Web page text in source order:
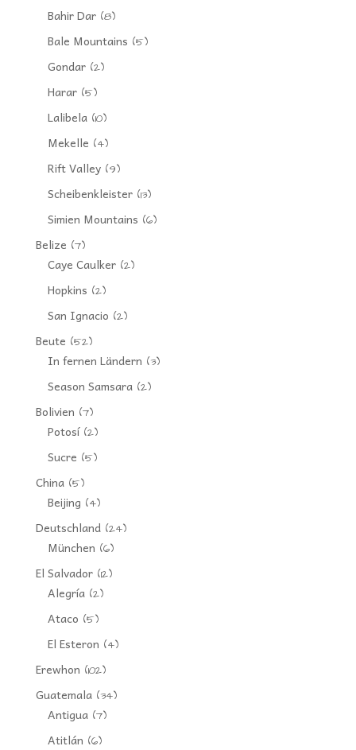
Bahir Dar(8)
Bale Mountains (5)
Gondar(2)
Harar(5)
Lalibela(10)
Mekelle (4)
Rift Valley(9)
Scheibenkleister(13)
Simien Mountains (6)
Belize (7)
Caye Caulker(2)
Hopkins (2)
San Ignacio (2)
Beute (52)
In fernen Ländern (3)
Season Samsara(2)
Bolivien (7)
Potosí(2)
Sucre (5)
China(5)
Beijing (4)
Deutschland(24)
München (6)
El Salvador(12)
Alegría(2)
Ataco (5)
El Esteron (4)
Erewhon (102)
Guatemala(34)
Antigua(7)
Atitlán (6)